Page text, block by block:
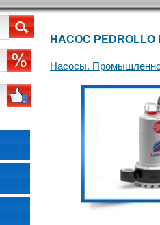
НАСОС PEDROLLO
Насосы.